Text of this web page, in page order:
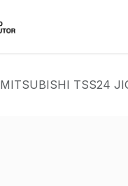
MITSUBISHI TSS24